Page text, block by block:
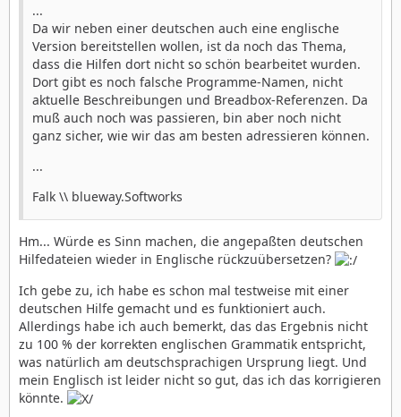
...
Da wir neben einer deutschen auch eine englische
Version bereitstellen wollen, ist da noch das Thema,
dass die Hilfen dort nicht so schön bearbeitet wurden.
Dort gibt es noch falsche Programme-Namen, nicht
aktuelle Beschreibungen und Breadbox-Referenzen. Da
muß auch noch was passieren, bin aber noch nicht
ganz sicher, wie wir das am besten adressieren können.
...
Falk \\ blueway.Softworks
Hm... Würde es Sinn machen, die angepaßten deutschen
Hilfedateien wieder in Englische rückzuübersetzen?
Ich gebe zu, ich habe es schon mal testweise mit einer
deutschen Hilfe gemacht und es funktioniert auch.
Allerdings habe ich auch bemerkt, das das Ergebnis nicht
zu 100 % der korrekten englischen Grammatik entspricht,
was natürlich am deutschsprachigen Ursprung liegt. Und
mein Englisch ist leider nicht so gut, das ich das korrigieren
könnte.